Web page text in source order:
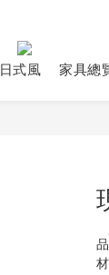
日式風 家具總